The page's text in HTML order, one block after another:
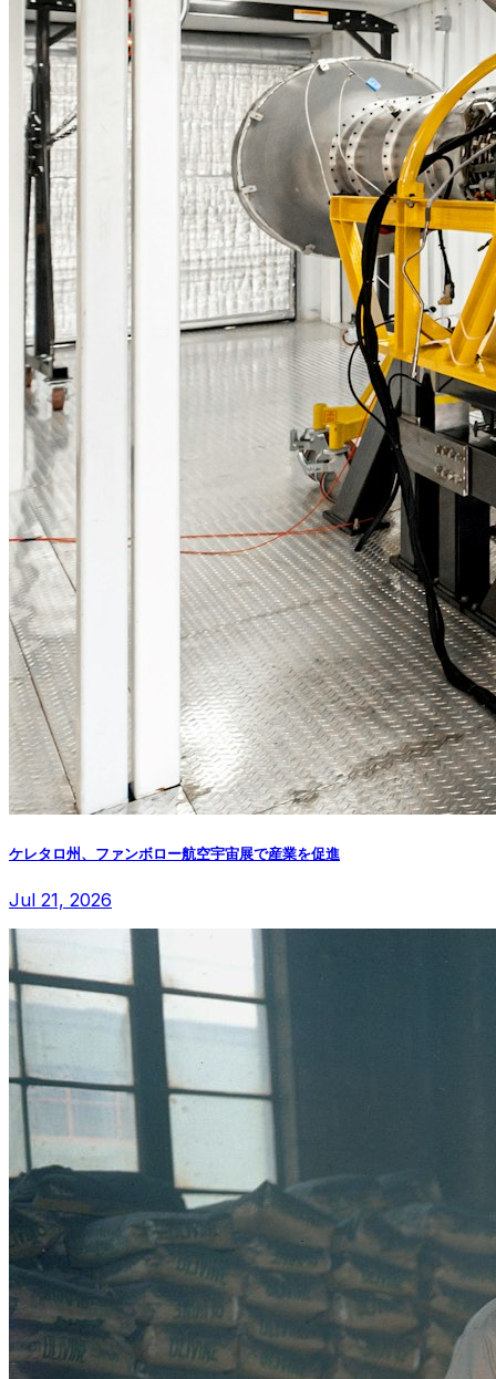
ケレタロ州、ファンボロー航空宇宙展で産業を促進
Jul 21, 2026